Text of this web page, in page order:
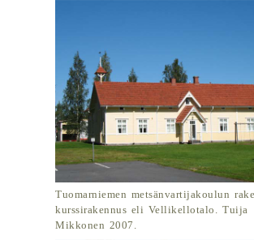
Tuomarniemen metsänvartijakoulun
kurssirakennus eli Vellikellotalo. Tuija
Mikkonen 2007.